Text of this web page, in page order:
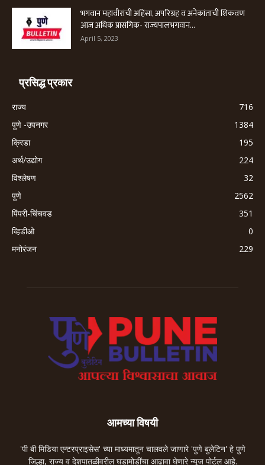
भगवान महावीरांची अहिंसा, अपरिग्रह व अनेकांताची शिकवण
आज अधिक प्रासंगिक- राज्यपालभगवान...
April 5, 2023
प्रसिद्ध प्रकार
राज्य
716
पुणे -उपनगर
1384
क्रिडा
195
अर्थ/उद्योग
224
विश्लेषण
32
पुणे
2562
पिंपरी-चिंचवड
351
व्हिडीओ
0
मनोरंजन
229
आमच्या विषयी
'पी बी मिडिया एन्टरप्राइसेस' च्या माध्यमातून चालवले जाणारे 'पुणे बुलेटिन' हे पुणे
जिल्हा, राज्य व देशपातळीवरील घडामोडींचा आढावा घेणारे न्यूज पोर्टल आहे.